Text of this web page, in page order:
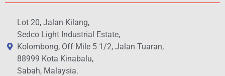
Lot 20, Jalan Kilang,
Sedco Light Industrial Estate,
Kolombong, Off Mile 5 1/2, Jalan Tuaran,
88999 Kota Kinabalu,
Sabah, Malaysia.